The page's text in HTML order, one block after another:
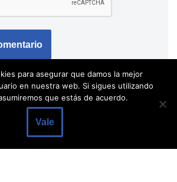
para asegurar que damos la mejor
en nuestra web. Si sigues utilizando
que estás de acuerdo.
Vale